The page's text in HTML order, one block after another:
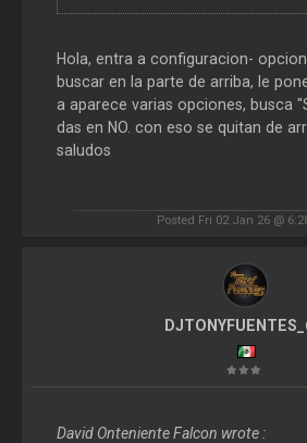
Hola, entra a configuracion-
buscar en la parte de arriba, le
a aparece varias opciones, busca
das en NO. con eso se quitan de
saludos
Posted Fri 02 Jan 26 @
David Onteniente Falcon wrote :